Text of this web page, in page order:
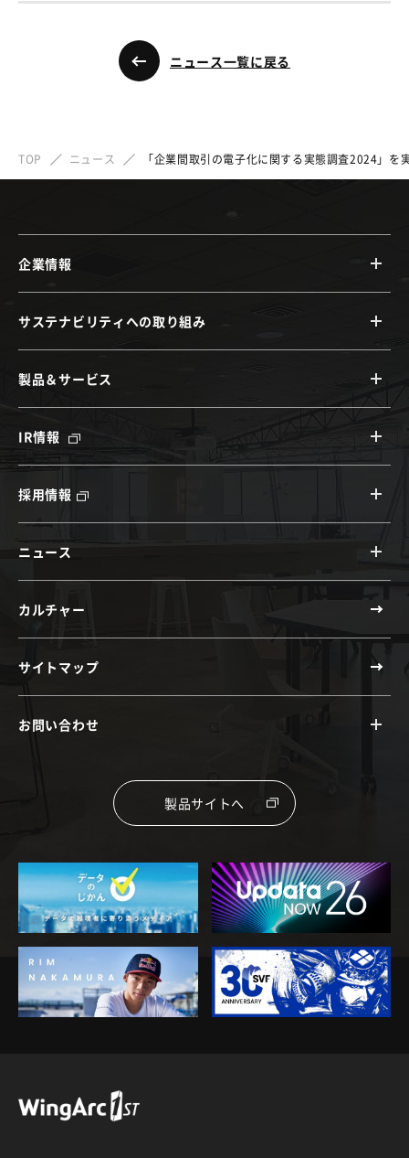
ニュース一覧に戻る
TOP ニュース 「企業間取引の電子化に関する実態調査2024」を
企業情報
サステナビリティへの取り組み
製品＆サービス
IR情報
採用情報
ニュース
カルチャー
サイトマップ
お問い合わせ
製品サイトへ